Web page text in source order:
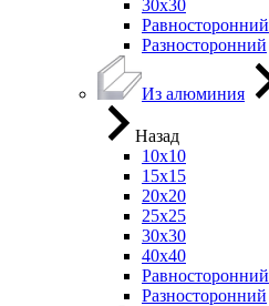
30х30
Равносторонний
Разносторонний
Из алюминия
Назад
10х10
15х15
20х20
25х25
30х30
40х40
Равносторонний
Разносторонний